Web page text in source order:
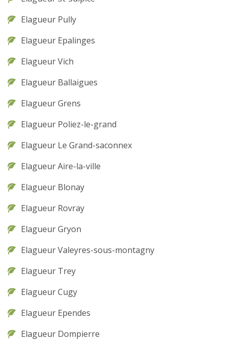
Elagueur Pully
Elagueur Epalinges
Elagueur Vich
Elagueur Ballaigues
Elagueur Grens
Elagueur Poliez-le-grand
Elagueur Le Grand-saconnex
Elagueur Aire-la-ville
Elagueur Blonay
Elagueur Rovray
Elagueur Gryon
Elagueur Valeyres-sous-montagny
Elagueur Trey
Elagueur Cugy
Elagueur Ependes
Elagueur Dompierre